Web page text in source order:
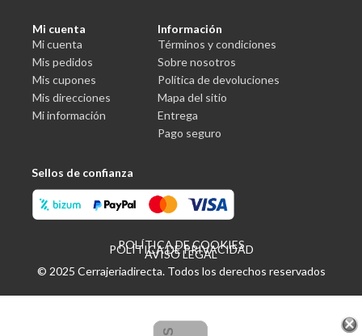
Mi cuenta
Mi cuenta
Mis pedidos
Mis cupones
Mis direcciones
Mi información
Información
Términos y condiciones
Sobre nosotros
Política de devoluciones
Mapa del sitio
Entrega
Pago seguro
Sellos de confianza
POLÍTICA DE COOKIES
POLÍTICA DE PRIVACIDAD
AVISO LEGAL
© 2025 Cerrajeriadirecta. Todos los derechos reservados